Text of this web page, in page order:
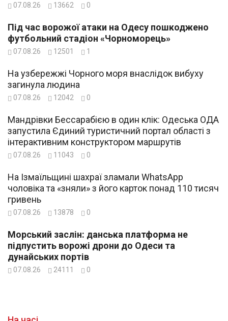
07.08.26 13662 0
Під час ворожої атаки на Одесу пошкоджено
футбольний стадіон «Чорноморець»
07.08.26 12501 1
На узбережжі Чорного моря внаслідок вибуху
загинула людина
07.08.26 12042 0
Мандрівки Бессарабією в один клік: Одеська ОДА
запустила Єдиний туристичний портал області з
інтерактивним конструктором маршрутів
07.08.26 11043 0
На Ізмаїльщині шахраї зламали WhatsApp
чоловіка та «зняли» з його карток понад 110 тисяч
гривень
07.08.26 13878 0
Морський заслін: данська платформа не
підпустить ворожі дрони до Одеси та
дунайських портів
07.08.26 24111 0